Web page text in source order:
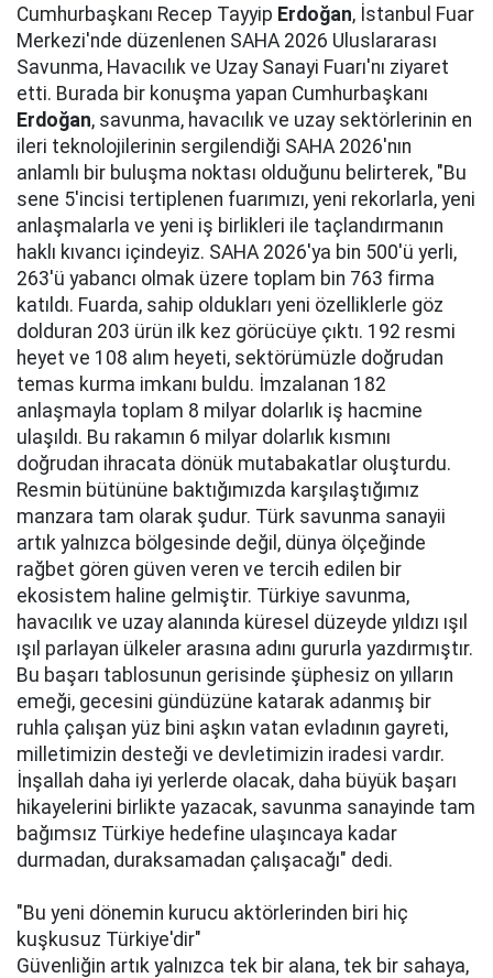
Cumhurbaşkanı Recep Tayyip Erdoğan, İstanbul Fuar
Merkezi'nde düzenlenen SAHA 2026 Uluslararası
Savunma, Havacılık ve Uzay Sanayi Fuarı'nı ziyaret
etti. Burada bir konuşma yapan Cumhurbaşkanı
Erdoğan, savunma, havacılık ve uzay sektörlerinin en
ileri teknolojilerinin sergilendiği SAHA 2026'nın
anlamlı bir buluşma noktası olduğunu belirterek, "Bu
sene 5'incisi tertiplenen fuarımızı, yeni rekorlarla, yeni
anlaşmalarla ve yeni iş birlikleri ile taçlandırmanın
haklı kıvancı içindeyiz. SAHA 2026'ya bin 500'ü yerli,
263'ü yabancı olmak üzere toplam bin 763 firma
katıldı. Fuarda, sahip oldukları yeni özelliklerle göz
dolduran 203 ürün ilk kez görücüye çıktı. 192 resmi
heyet ve 108 alım heyeti, sektörümüzle doğrudan
temas kurma imkanı buldu. İmzalanan 182
anlaşmayla toplam 8 milyar dolarlık iş hacmine
ulaşıldı. Bu rakamın 6 milyar dolarlık kısmını
doğrudan ihracata dönük mutabakatlar oluşturdu.
Resmin bütününe baktığımızda karşılaştığımız
manzara tam olarak şudur. Türk savunma sanayii
artık yalnızca bölgesinde değil, dünya ölçeğinde
rağbet gören güven veren ve tercih edilen bir
ekosistem haline gelmiştir. Türkiye savunma,
havacılık ve uzay alanında küresel düzeyde yıldızı ışıl
ışıl parlayan ülkeler arasına adını gururla yazdırmıştır.
Bu başarı tablosunun gerisinde şüphesiz on yılların
emeği, gecesini gündüzüne katarak adanmış bir
ruhla çalışan yüz bini aşkın vatan evladının gayreti,
milletimizin desteği ve devletimizin iradesi vardır.
İnşallah daha iyi yerlerde olacak, daha büyük başarı
hikayelerini birlikte yazacak, savunma sanayinde tam
bağımsız Türkiye hedefine ulaşıncaya kadar
durmadan, duraksamadan çalışacağı" dedi.
"Bu yeni dönemin kurucu aktörlerinden biri hiç
kuşkusuz Türkiye'dir"
Güvenliğin artık yalnızca tek bir alana, tek bir sahaya,